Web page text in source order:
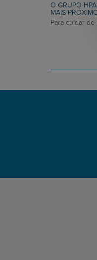
O GRUPO
MAIS
Para cuidar